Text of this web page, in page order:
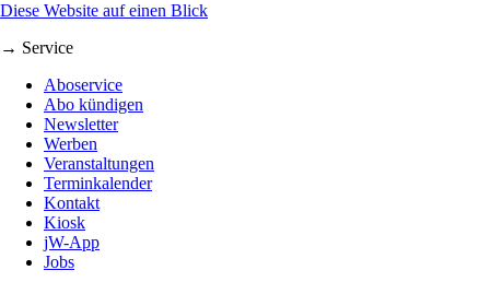
Diese Website auf einen Blick
→ Service
Aboservice
Abo kündigen
Newsletter
Werben
Veranstaltungen
Terminkalender
Kontakt
Kiosk
jW-App
Jobs